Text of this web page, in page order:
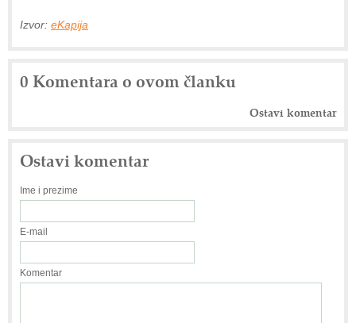
Izvor: eKapija
0 Komentara o ovom članku
Ostavi komentar
Ostavi komentar
Ime i prezime
E-mail
Komentar